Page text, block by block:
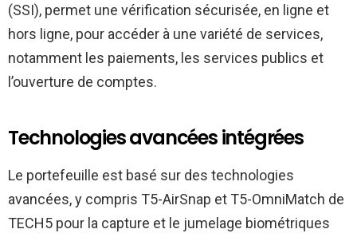
(SSI), permet une vérification sécurisée, en ligne et
hors ligne, pour accéder à une variété de services,
notamment les paiements, les services publics et
l’ouverture de comptes.
Technologies avancées intégrées
Le portefeuille est basé sur des technologies
avancées, y compris T5-AirSnap et T5-OmniMatch de
TECH5 pour la capture et le jumelage biométriques